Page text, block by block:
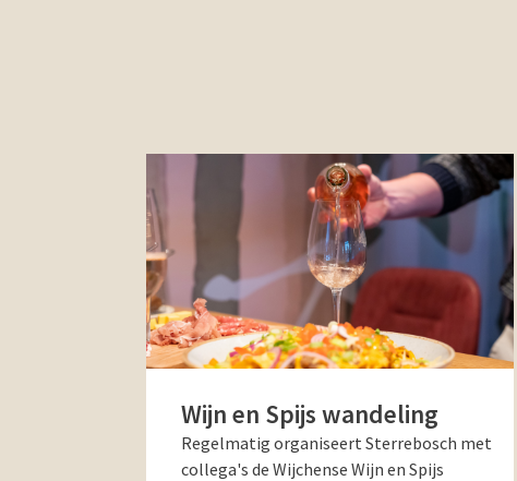
Wijn en Spijs wandeling
Regelmatig organiseert Sterrebosch met
collega's de Wijchense Wijn en Spijs